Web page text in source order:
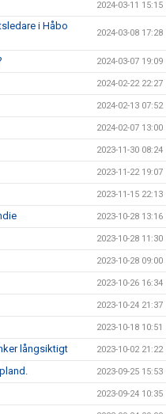
2024-03-11 15:15
i Håbo
2024-03-08 17:28
2024-03-07 19:09
2024-02-22 22:27
2024-02-13 07:52
2024-02-07 13:00
2023-11-30 08:24
2023-11-22 19:07
2023-11-15 22:13
2023-10-28 13:16
2023-10-28 11:30
2023-10-28 09:00
2023-10-26 16:34
2023-10-24 21:37
2023-10-18 10:51
långsiktigt 2023-10-02 21:22
2023-09-25 15:53
2023-09-24 10:35